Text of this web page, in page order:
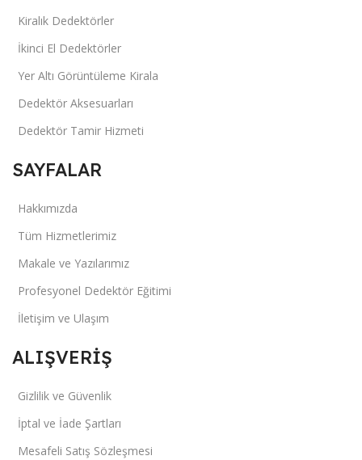
Kiralık Dedektörler
İkinci El Dedektörler
Yer Altı Görüntüleme Kirala
Dedektör Aksesuarları
Dedektör Tamir Hizmeti
SAYFALAR
Hakkımızda
Tüm Hizmetlerimiz
Makale ve Yazılarımız
Profesyonel Dedektör Eğitimi
İletişim ve Ulaşım
ALIŞVERİŞ
Gizlilik ve Güvenlik
İptal ve İade Şartları
Mesafeli Satış Sözleşmesi